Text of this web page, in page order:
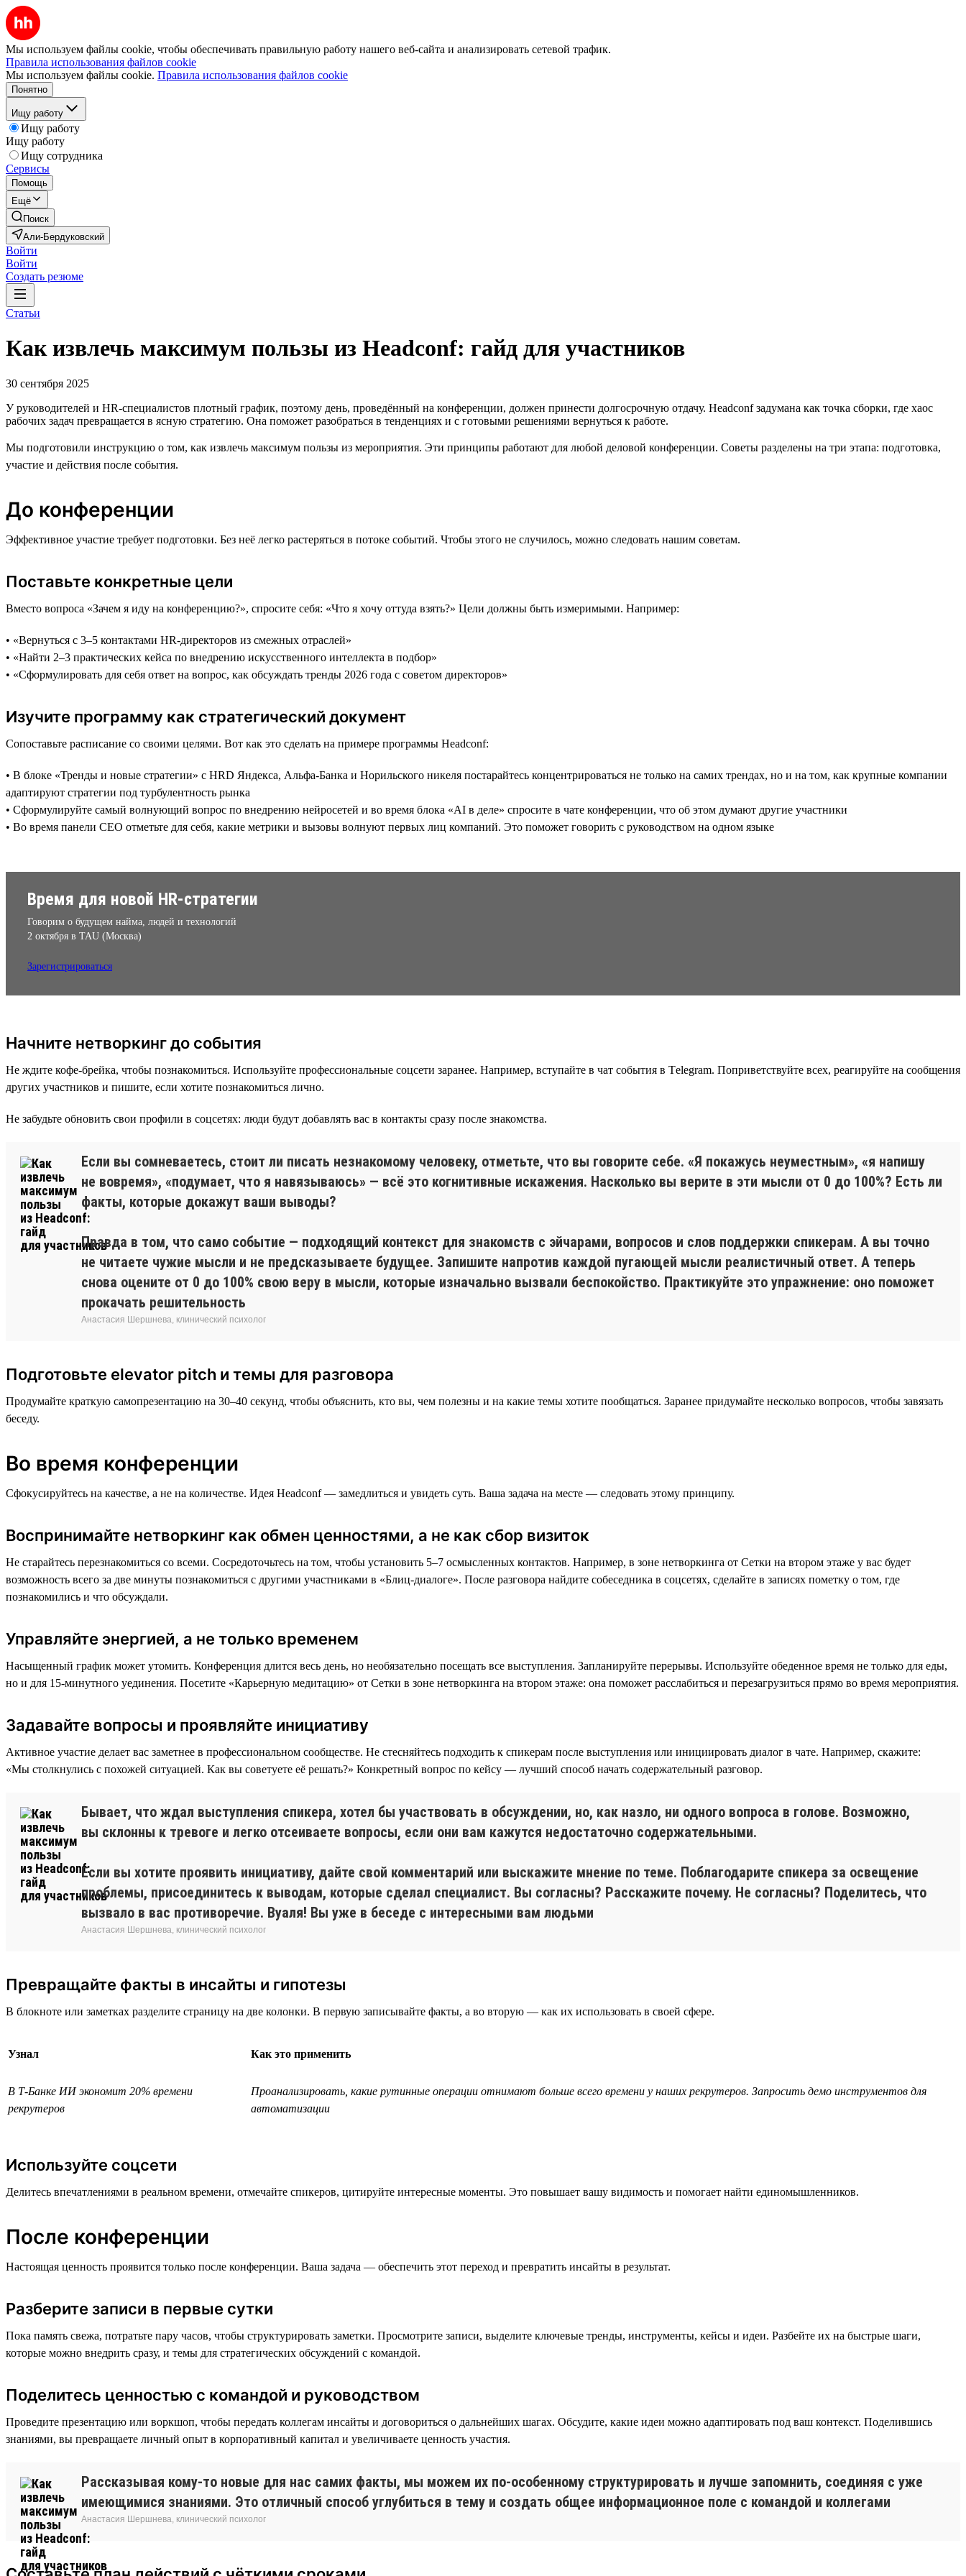
Мы используем файлы cookie, чтобы обеспечивать правильную работу нашего веб-сайта и анализировать сетевой трафик.
Правила использования файлов cookie
Мы используем файлы cookie. Правила использования файлов cookie
Понятно
Ищу работу
Ищу работу
Ищу работу
Ищу сотрудника
Сервисы
Помощь
Ещё
Поиск
Али-Бердуковский
Войти
Войти
Создать резюме
Статьи
Как извлечь максимум пользы из Headсonf: гайд для участников
30 сентября 2025
У руководителей и HR-специалистов плотный график, поэтому день, проведённый на конференции, должен принести долгосрочную отдачу. Headсonf задумана как точка сборки, где хаос
рабочих задач превращается в ясную стратегию. Она поможет разобраться в тенденциях и с готовыми решениями вернуться к работе.
Мы подготовили инструкцию о том, как извлечь максимум пользы из мероприятия. Эти принципы работают для любой деловой конференции. Советы разделены на три этапа: подготовка,
участие и действия после события.
До конференции
Эффективное участие требует подготовки. Без неё легко растеряться в потоке событий. Чтобы этого не случилось, можно следовать нашим советам.
Поставьте конкретные цели
Вместо вопроса «Зачем я иду на конференцию?», спросите себя: «Что я хочу оттуда взять?» Цели должны быть измеримыми. Например:
• «Вернуться с 3–5 контактами HR-директоров из смежных отраслей»
• «Найти 2–3 практических кейса по внедрению искусственного интеллекта в подбор»
• «Сформулировать для себя ответ на вопрос, как обсуждать тренды 2026 года с советом директоров»
Изучите программу как стратегический документ
Сопоставьте расписание со своими целями. Вот как это сделать на примере программы Headсonf:
• В блоке «Тренды и новые стратегии» с HRD Яндекса, Альфа-Банка и Норильского никеля постарайтесь концентрироваться не только на самих трендах, но и на том, как крупные компании
адаптируют стратегии под турбулентность рынка
• Сформулируйте самый волнующий вопрос по внедрению нейросетей и во время блока «AI в деле» спросите в чате конференции, что об этом думают другие участники
• Во время панели CEO отметьте для себя, какие метрики и вызовы волнуют первых лиц компаний. Это поможет говорить с руководством на одном языке
Время для новой HR-стратегии
Говорим о будущем найма, людей и технологий
2 октября в TAU (Москва)
Зарегистрироваться
Начните нетворкинг до события
Не ждите кофе-брейка, чтобы познакомиться. Используйте профессиональные соцсети заранее. Например, вступайте в чат события в Тelegram. Поприветствуйте всех, реагируйте на сообщения
других участников и пишите, если хотите познакомиться лично.
Не забудьте обновить свои профили в соцсетях: люди будут добавлять вас в контакты сразу после знакомства.
Если вы сомневаетесь, стоит ли писать незнакомому человеку, отметьте, что вы говорите себе. «Я покажусь неуместным», «я напишу
не вовремя», «подумает, что я навязываюсь» — всё это когнитивные искажения. Насколько вы верите в эти мысли от 0 до 100%? Есть ли
факты, которые докажут ваши выводы?
Правда в том, что само событие — подходящий контекст для знакомств с эйчарами, вопросов и слов поддержки спикерам. А вы точно
не читаете чужие мысли и не предсказываете будущее. Запишите напротив каждой пугающей мысли реалистичный ответ. А теперь
снова оцените от 0 до 100% свою веру в мысли, которые изначально вызвали беспокойство. Практикуйте это упражнение: оно поможет
прокачать решительность
Анастасия Шершнева, клинический психолог
Подготовьте elevator pitch и темы для разговора
Продумайте краткую самопрезентацию на 30–40 секунд, чтобы объяснить, кто вы, чем полезны и на какие темы хотите пообщаться. Заранее придумайте несколько вопросов, чтобы завязать
беседу.
Во время конференции
Сфокусируйтесь на качестве, а не на количестве. Идея Headсonf — замедлиться и увидеть суть. Ваша задача на месте — следовать этому принципу.
Воспринимайте нетворкинг как обмен ценностями, а не как сбор визиток
Не старайтесь перезнакомиться со всеми. Сосредоточьтесь на том, чтобы установить 5–7 осмысленных контактов. Например, в зоне нетворкинга от Сетки на втором этаже у вас будет
возможность всего за две минуты познакомиться с другими участниками в «Блиц-диалоге». После разговора найдите собеседника в соцсетях, сделайте в записях пометку о том, где
познакомились и что обсуждали.
Управляйте энергией, а не только временем
Насыщенный график может утомить. Конференция длится весь день, но необязательно посещать все выступления. Запланируйте перерывы. Используйте обеденное время не только для еды,
но и для 15-минутного уединения. Посетите «Карьерную медитацию» от Сетки в зоне нетворкинга на втором этаже: она поможет расслабиться и перезагрузиться прямо во время мероприятия.
Задавайте вопросы и проявляйте инициативу
Активное участие делает вас заметнее в профессиональном сообществе. Не стесняйтесь подходить к спикерам после выступления или инициировать диалог в чате. Например, скажите:
«Мы столкнулись с похожей ситуацией. Как вы советуете её решать?» Конкретный вопрос по кейсу — лучший способ начать содержательный разговор.
Бывает, что ждал выступления спикера, хотел бы участвовать в обсуждении, но, как назло, ни одного вопроса в голове. Возможно,
вы склонны к тревоге и легко отсеиваете вопросы, если они вам кажутся недостаточно содержательными.
Если вы хотите проявить инициативу, дайте свой комментарий или выскажите мнение по теме. Поблагодарите спикера за освещение
проблемы, присоединитесь к выводам, которые сделал специалист. Вы согласны? Расскажите почему. Не согласны? Поделитесь, что
вызвало в вас противоречие. Вуаля! Вы уже в беседе с интересными вам людьми
Анастасия Шершнева, клинический психолог
Превращайте факты в инсайты и гипотезы
В блокноте или заметках разделите страницу на две колонки. В первую записывайте факты, а во вторую — как их использовать в своей сфере.
Узнал Как это применить
В Т-Банке ИИ экономит 20% времени
рекрутеров
Проанализировать, какие рутинные операции отнимают больше всего времени у наших рекрутеров. Запросить демо инструментов для
автоматизации
Используйте соцсети
Делитесь впечатлениями в реальном времени, отмечайте спикеров, цитируйте интересные моменты. Это повышает вашу видимость и помогает найти единомышленников.
После конференции
Настоящая ценность проявится только после конференции. Ваша задача — обеспечить этот переход и превратить инсайты в результат.
Разберите записи в первые сутки
Пока память свежа, потратьте пару часов, чтобы структурировать заметки. Просмотрите записи, выделите ключевые тренды, инструменты, кейсы и идеи. Разбейте их на быстрые шаги,
которые можно внедрить сразу, и темы для стратегических обсуждений с командой.
Поделитесь ценностью с командой и руководством
Проведите презентацию или воркшоп, чтобы передать коллегам инсайты и договориться о дальнейших шагах. Обсудите, какие идеи можно адаптировать под ваш контекст. Поделившись
знаниями, вы превращаете личный опыт в корпоративный капитал и увеличиваете ценность участия.
Рассказывая кому-то новые для нас самих факты, мы можем их по-особенному структурировать и лучше запомнить, соединяя с уже
имеющимися знаниями. Это отличный способ углубиться в тему и создать общее информационное поле с командой и коллегами
Анастасия Шершнева, клинический психолог